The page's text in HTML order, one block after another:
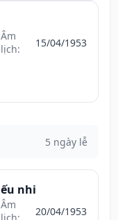
Âm
lịch:
15/04/1953
5 ngày lễ
nhi
Âm
20/04/1953